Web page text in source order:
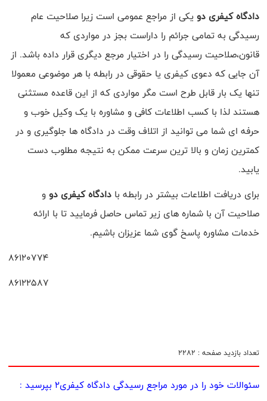
دادگاه کیفری دویکی از مراجع عمومی است زیرا صلاحیت عام
رسیدگی به تمامی جرائم را داراست بجز در مواردی که
قانون،صلاحیت رسیدگی را در اختیار مرجع دیگری قرار داده باشد. از
آن جایی که دعوی کیفری یا حقوقی در رابطه با هر موضوعی معمولا
تنها یک بار قابل طرح است مگر مواردی که از این قاعده مستثنی
هستند لذا با کسب اطلاعات کافی و مشاوره با یک وکیل خوب و
حرفه ای شما می توانید از اتلاف وقت در دادگاه ها جلوگیری و در
کمترین زمان و بالا ترین سرعت ممکن به نتیجه مطلوب دست
یابید.
برای دریافت اطلاعات بیشتر در رابطه با دادگاه کیفری دوو
صلاحیت آن با شماره های زیر تماس حاصل فرمایید تا با ارائه
خدمات مشاوره پاسخ گوی شما عزیزان باشیم.
86120774
86122587
تعداد بازدید صفحه : 2282
سئوالات خود را در مورد مراجع رسیدگی دادگاه کیفری2 بپرسید :